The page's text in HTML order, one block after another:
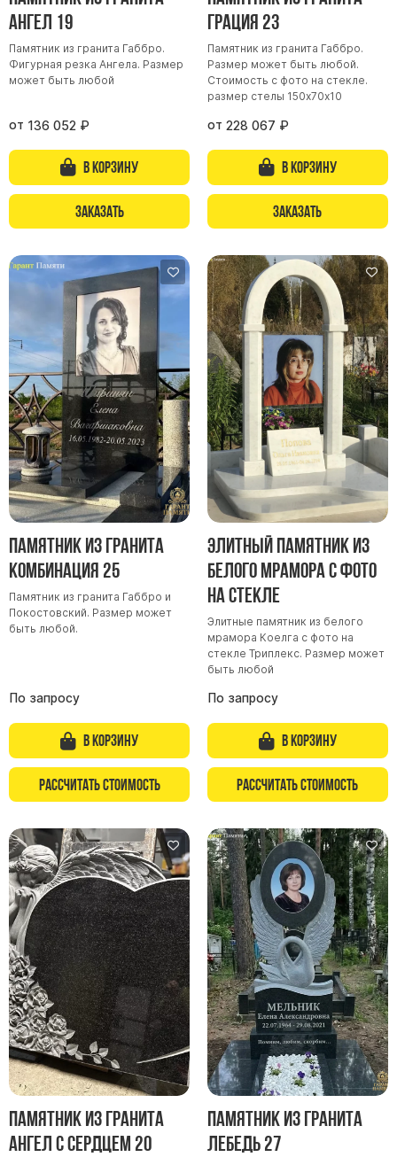
Буквы из латуни
Цоколь из гранита
Ограды из гранита
Ограды из чугуна
Столбы для ограды чугун
Ограды металл
Столы и лавки
Подсвечники
Венки
Вазы из гранита
Скульптуры в полный рост
Скульптуры "Ангел" литиевые
Барельефы
Кресты
Голуби
Распятие
Скорбящие
Цветы
Ангел 19
Памятник из гранита Габбро.
Фигурная резка Ангела. Размер
может быть любой
от 136 052 ₽
В корзину
Заказать
Грация 23
Памятник из гранита Габбро.
Размер может быть любой.
Стоимость с фото на стекле.
размер стелы 150х70х10
от 228 067 ₽
В корзину
Заказать
Памятник из гранита
Комбинация 25
Памятник из гранита Габбро и
Покостовский. Размер может
быть любой.
По запросу
В корзину
Рассчитать стоимость
Элитный памятник из
белого мрамора с фото
на стекле
Элитные памятник из белого
мрамора Коелга с фото на
стекле Триплекс. Размер может
быть любой
По запросу
В корзину
Рассчитать стоимость
Памятник из гранита
Ангел с сердцем 20
Памятник из гранита
Лебедь 27